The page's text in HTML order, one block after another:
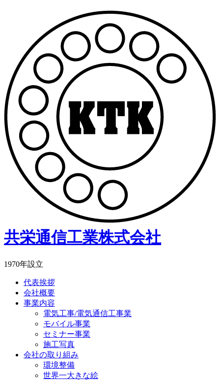
共栄通信工業株式会社
1970年設立
代表挨拶
会社概要
事業内容
電気工事/電気通信工事業
モバイル事業
セミナー事業
施工写真
会社の取り組み
環境整備
世界一大きな絵